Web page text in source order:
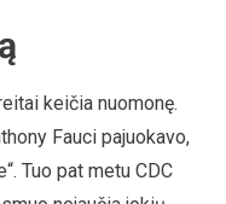
keičia nuomonę.
Fauci pajuokavo,
Tuo pat metu CDC